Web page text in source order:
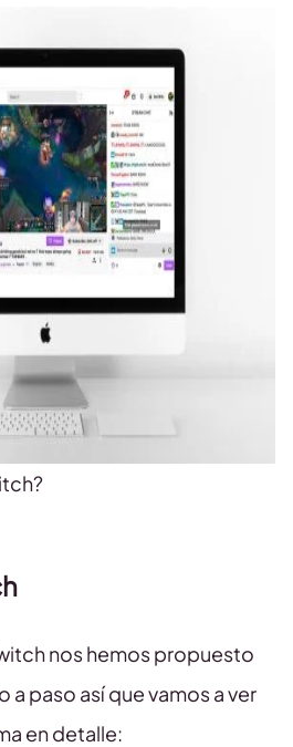
nos hemos propuesto
paso así que vamos a ver
en detalle: